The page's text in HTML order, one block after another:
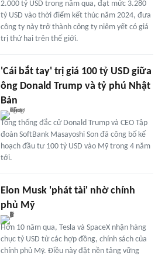
2.000 tỷ USD trong năm qua, đạt mức 3.280
tỷ USD vào thời điểm kết thúc năm 2024, đưa
công ty này trở thành công ty niêm yết có giá
trị thứ hai trên thế giới.
'Cái bắt tay' trị giá 100 tỷ USD giữa
ông Donald Trump và tỷ phú Nhật
Bản
Tổng thống đắc cử Donald Trump và CEO Tập
đoàn SoftBank Masayoshi Son đã công bố kế
hoạch đầu tư 100 tỷ USD vào Mỹ trong 4 năm
tới.
Elon Musk 'phát tài' nhờ chính
phủ Mỹ
Hơn 10 năm qua, Tesla và SpaceX nhận hàng
chục tỷ USD từ các hợp đồng, chính sách của
chính phủ Mỹ. Điều này đặt nền tảng vững